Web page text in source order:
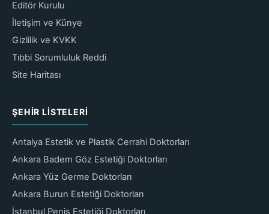
Editör Kurulu
İletişim ve Künye
Gizlilik ve KVKK
Tıbbi Sorumluluk Reddi
Site Haritası
ŞEHIR LISTELERI
Antalya Estetik ve Plastik Cerrahi Doktorları
Ankara Badem Göz Estetiği Doktorları
Ankara Yüz Germe Doktorları
Ankara Burun Estetiği Doktorları
İstanbul Penis Estetiği Doktorları